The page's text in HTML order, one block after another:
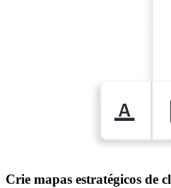
Crie mapas estratégicos de